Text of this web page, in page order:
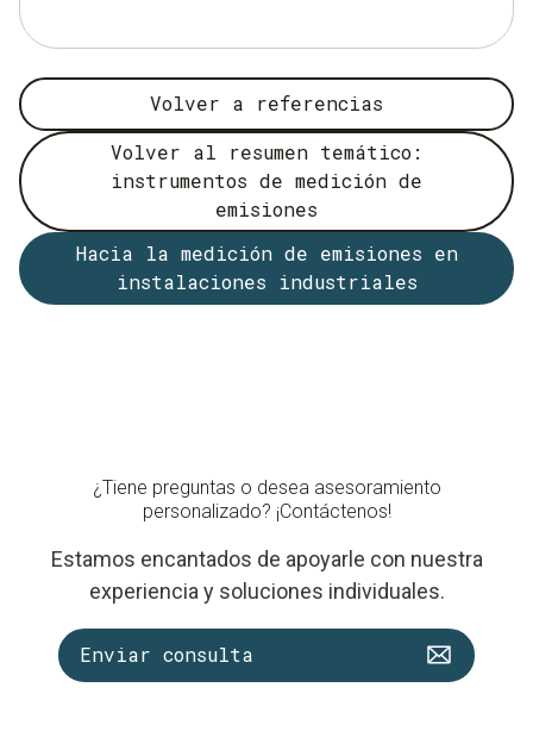
Volver a referencias
Volver al resumen temático:
instrumentos de medición de
emisiones
Hacia la medición de emisiones en
instalaciones industriales
¿Tiene preguntas o desea asesoramiento
personalizado? ¡Contáctenos!
Estamos encantados de apoyarle con nuestra
experiencia y soluciones individuales.
Enviar consulta